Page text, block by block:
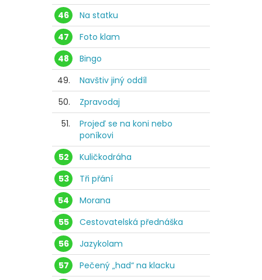
46
Na statku
47
Foto klam
48
Bingo
49.
Navštiv jiný oddíl
50.
Zpravodaj
51.
Projeď se na koni nebo
poníkovi
52
Kuličkodráha
53
Tři přání
54
Morana
55
Cestovatelská přednáška
56
Jazykolam
57
Pečený „had“ na klacku